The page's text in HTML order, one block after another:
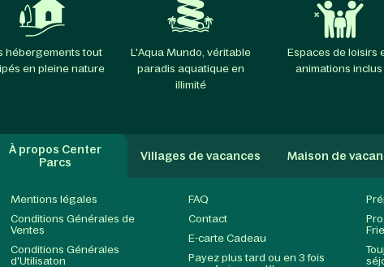
hébergements tout
en pleine nature
L'Aqua Mundo, véritable
paradis aquatique en
illimité
Espaces de loisirs
animations inclus
À propos Center
Parcs
Villages de vacances Maison de
Mentions légales
Conditions Générales de
Ventes
Conditions Générales
d'Utilisaton
FAQ
Contact
E-carte Cadeau
Payez plus tard ou en 3 fois